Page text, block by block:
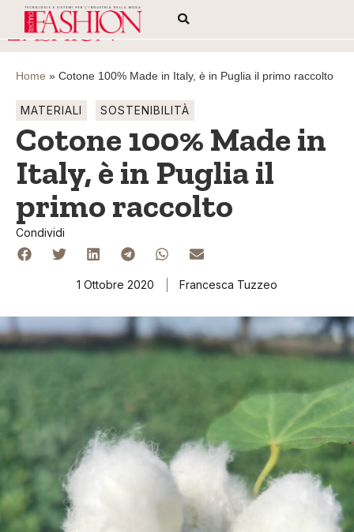
Home » Cotone 100% Made in Italy, è in Puglia il primo raccolto
MATERIALI SOSTENIBILITÀ
Cotone 100% Made in
Italy, è in Puglia il
primo raccolto
Condividi
1 Ottobre 2020 Francesca Tuzzeo